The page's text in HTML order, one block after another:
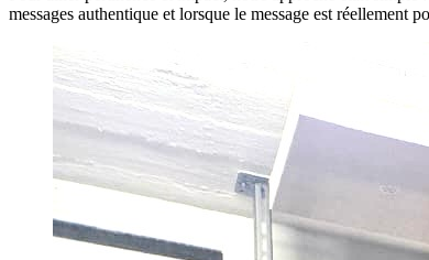
messages authentique et lorsque le message est réellement